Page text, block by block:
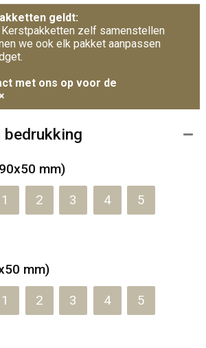
geldt:
zelf samenstellen
we ook elk pakket aanpassen
met ons op voor de
bedrukking
mm)
1 2 3 4 5
mm)
1 2 3 4 5